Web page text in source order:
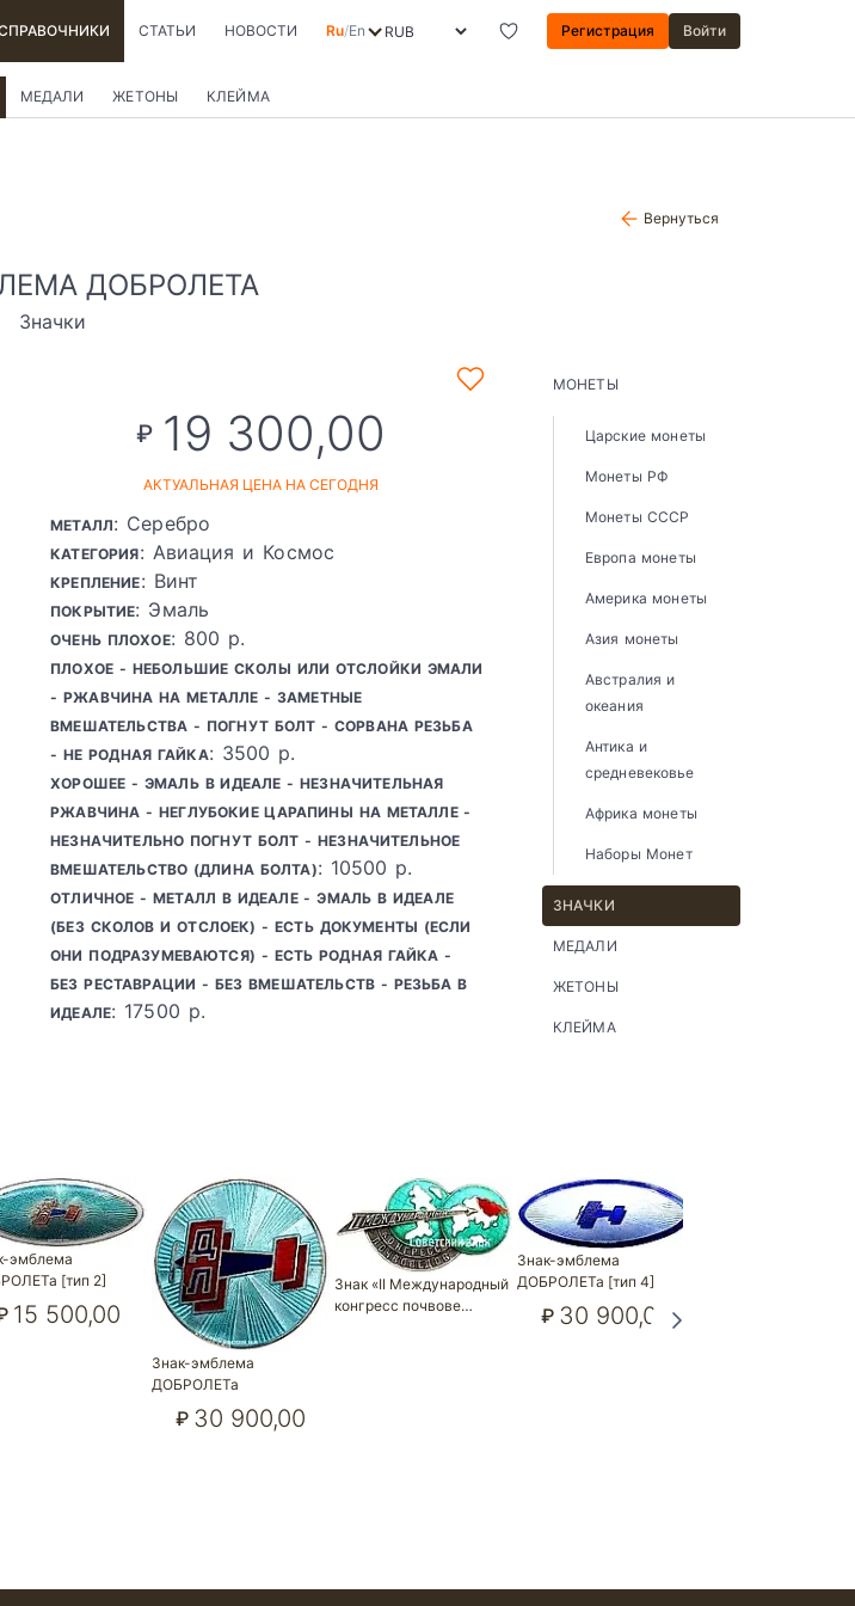
СТАТЬИ НОВОСТИ Ru/En Регистрация Войти
МЕДАЛИ ЖЕТОНЫ КЛЕЙМА
Вернуться
ДОБРОЛЕТА
Значки
₽ 19 300,00
АКТУАЛЬНАЯ ЦЕНА НА СЕГОДНЯ
МЕТАЛЛ: Серебро
КАТЕГОРИЯ: Авиация и Космос
КРЕПЛЕНИЕ: Винт
ПОКРЫТИЕ: Эмаль
ОЧЕНЬ ПЛОХОЕ: 800 р.
ПЛОХОЕ - НЕБОЛЬШИЕ СКОЛЫ ИЛИ ОТСЛОЙКИ ЭМАЛИ
- РЖАВЧИНА НА МЕТАЛЛЕ - ЗАМЕТНЫЕ
ВМЕШАТЕЛЬСТВА - ПОГНУТ БОЛТ - СОРВАНА РЕЗЬБА
- НЕ РОДНАЯ ГАЙКА: 3500 р.
ХОРОШЕЕ - ЭМАЛЬ В ИДЕАЛЕ - НЕЗНАЧИТЕЛЬНАЯ
РЖАВЧИНА - НЕГЛУБОКИЕ ЦАРАПИНЫ НА МЕТАЛЛЕ -
НЕЗНАЧИТЕЛЬНО ПОГНУТ БОЛТ - НЕЗНАЧИТЕЛЬНОЕ
ВМЕШАТЕЛЬСТВО (ДЛИНА БОЛТА): 10500 р.
ОТЛИЧНОЕ - МЕТАЛЛ В ИДЕАЛЕ - ЭМАЛЬ В ИДЕАЛЕ
(БЕЗ СКОЛОВ И ОТСЛОЕК) - ЕСТЬ ДОКУМЕНТЫ (ЕСЛИ
ОНИ ПОДРАЗУМЕВАЮТСЯ) - ЕСТЬ РОДНАЯ ГАЙКА -
БЕЗ РЕСТАВРАЦИИ - БЕЗ ВМЕШАТЕЛЬСТВ - РЕЗЬБА В
ИДЕАЛЕ: 17500 р.
МОНЕТЫ
Царские монеты
Монеты РФ
Монеты СССР
Европа монеты
Америка монеты
Азия монеты
Австралия и
океания
Антика и
средневековье
Африка монеты
Наборы Монет
ЗНАЧКИ
МЕДАЛИ
ЖЕТОНЫ
КЛЕЙМА
эмблема
[тип 2]
15 500,00
Знак-эмблема
ДОБРОЛЕТа
₽ 30 900,00
Знак «II Международный
конгресс почвове…
Знак-эмблема
ДОБРОЛЕТа [тип 4]
₽ 30 900,00